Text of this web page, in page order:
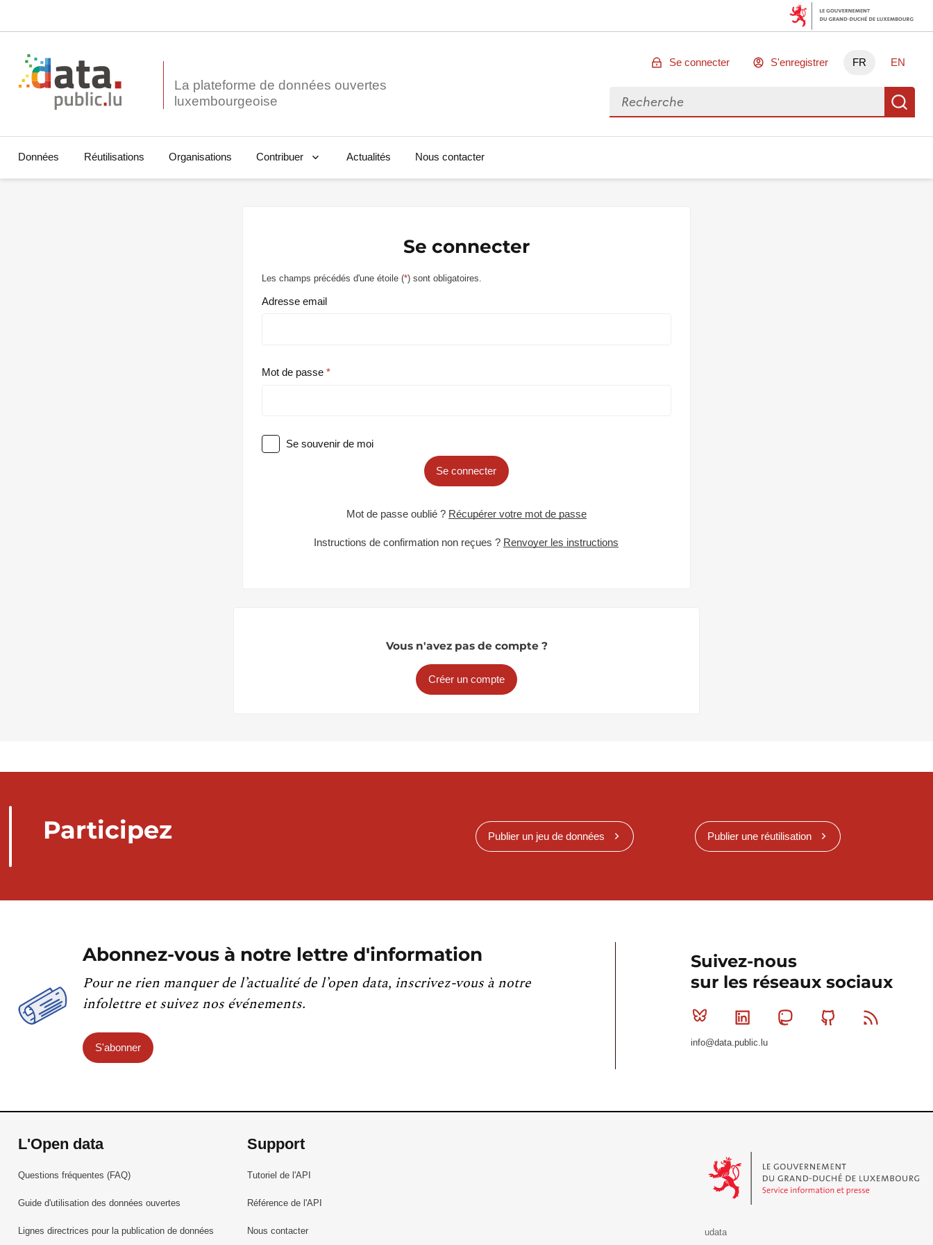
La plateforme de données ouvertes
Se connecter S'enregistrer FR EN
Rechercher des données
Données Réutilisations Organisations Contribuer Actualités Nous contacter
Se connecter
Les champs précédés d'une étoile (*) sont obligatoires.
Adresse email
Mot de passe
Se souvenir de moi
Se connecter
Mot de passe oublié ? Récupérer votre mot de passe
Instructions de confirmation non reçues ? Renvoyer les instructions
Vous n'avez pas de compte ?
Créer un compte
Participez Publier un jeu de données Publier une réutilisation
Abonnez-vous à notre lettre d'information
Pour ne rien manquer de l’actualité de l’open data, inscrivez-vous à notre
infolettre et suivez nos événements.
S'abonner
Suivez-nous
sur les réseaux sociaux
Bluesky Linkedin MastodonGithub
info@data.public.lu
L'Open data
Questions fréquentes (FAQ)
Guide d'utilisation des données ouvertes
Lignes directrices pour la publication de données
Support
Tutoriel de l'API
Référence de l'API
Nous contacter
udata